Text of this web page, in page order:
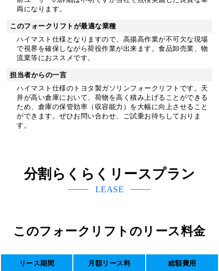
両になります。
このフォークリフトが最適な業種
ハイマスト仕様となりますので、高揚高作業が不可欠な現場
で視界を確保しながら荷役作業が出来ます。食品卸売業、物
流業等におススメです。
担当者からの一言
ハイマスト仕様のトヨタ製ガソリンフォークリフトです。天
井が高い倉庫において、荷物を高く積み上げることができる
ため、倉庫の保管効率（収容能力）を大幅に向上させること
ができます。ぜひお問い合わせ、ご試乗お待ちしておりま
す。
分割らくらくリースプラン
LEASE
このフォークリフトのリース料金
リース期間 月額リース料 総額費用